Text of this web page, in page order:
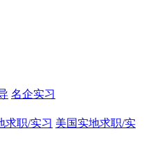
名企实习
求职/实习 美国实地求职/实